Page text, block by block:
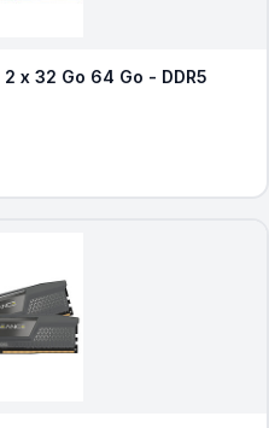
x 32 Go 64 Go - DDR5